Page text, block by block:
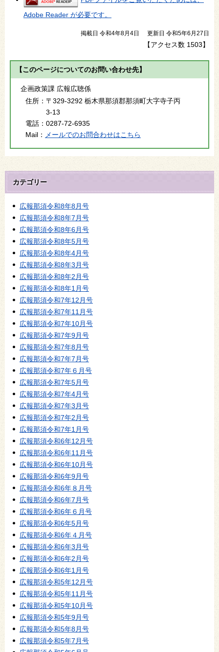
Adobe Reader が必要です。
掲載日 令和4年8月4日 更新日 令和5年6月27日
【アクセス数 1503】
【このページについてのお問い合わせ先】
企画政策課 広報広聴係
住所： 〒329-3292 栃木県那須郡那須町大字寺子丙
3-13
電話： 0287-72-6935
Mail：
メールでのお問合わせはこちら
カテゴリー
広報那須令和8年8月号
広報那須令和8年7月号
広報那須令和8年6月号
広報那須令和8年5月号
広報那須令和8年4月号
広報那須令和8年3月号
広報那須令和8年2月号
広報那須令和8年1月号
広報那須令和7年12月号
広報那須令和7年11月号
広報那須令和7年10月号
広報那須令和7年9月号
広報那須令和7年8月号
広報那須令和7年7月号
広報那須令和7年６月号
広報那須令和7年5月号
広報那須令和7年4月号
広報那須令和7年3月号
広報那須令和7年2月号
広報那須令和7年1月号
広報那須令和6年12月号
広報那須令和6年11月号
広報那須令和6年10月号
広報那須令和6年9月号
広報那須令和6年８月号
広報那須令和6年7月号
広報那須令和6年６月号
広報那須令和6年5月号
広報那須令和6年４月号
広報那須令和6年3月号
広報那須令和6年2月号
広報那須令和6年1月号
広報那須令和5年12月号
広報那須令和5年11月号
広報那須令和5年10月号
広報那須令和5年9月号
広報那須令和5年8月号
広報那須令和5年7月号